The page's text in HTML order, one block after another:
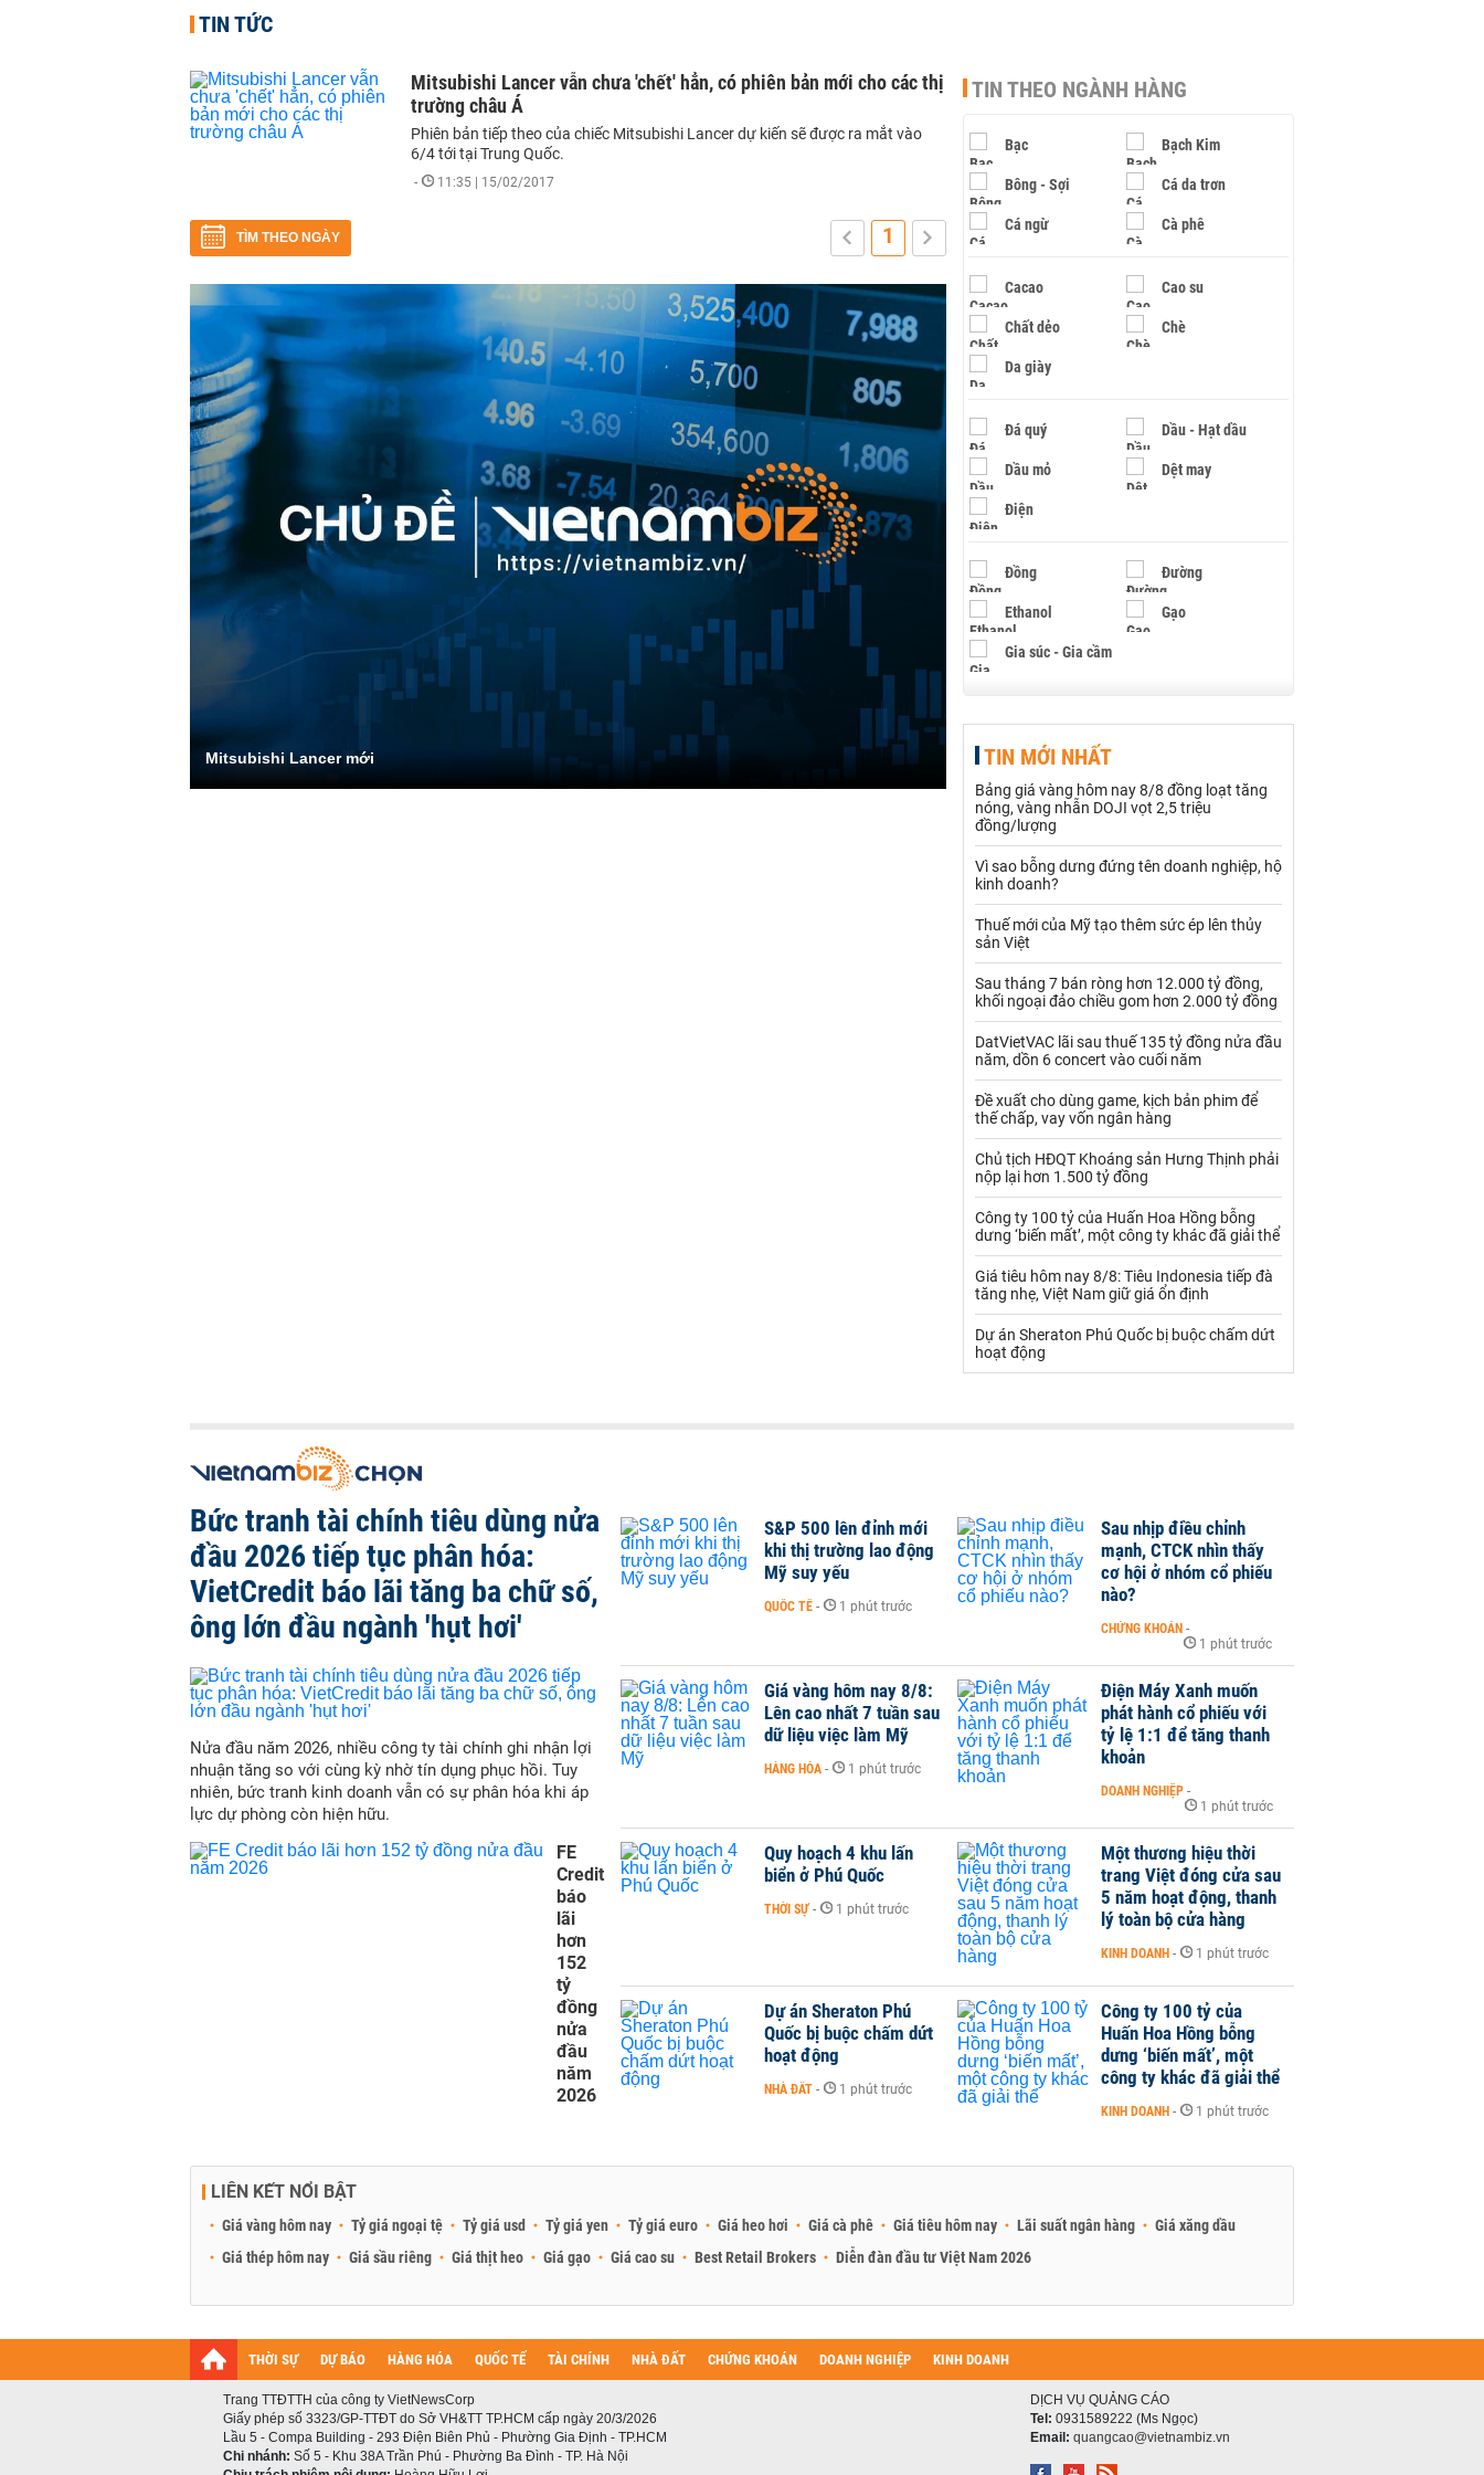
TIN TỨC
Mitsubishi Lancer vẫn chưa 'chết' hẳn, có phiên bản mới cho các thị
trường châu Á
Phiên bản tiếp theo của chiếc Mitsubishi Lancer dự kiến sẽ được ra mắt vào
6/4 tới tại Trung Quốc.
- 11:35 | 15/02/2017
TÌM THEO NGÀY 1
Mitsubishi Lancer mới
TIN THEO NGÀNH HÀNG
Bạc Bạch Kim
Bông - Sợi Cá da trơn
Cá ngừ Cà phê
Cacao Cao su
Chất dẻo Chè
Da giày
Đá quý Dầu - Hạt dầu
Dầu mỏ Dệt may
Điện
Đồng Đường
Ethanol Gạo
Gia súc - Gia cầm
Hạt điều
Khí đốt
Kim loại khác Mắc ca
Nhựa - Hạt nhựa
Palladium Phân bón
Rau - Củ -Quả Sắt thép
Sữa
Than Thức ăn chăn nuôi
Thủy hải sản khác
Vàng
VLXD khác Xăng dầu
Xi măng - Clynker
TIN MỚI NHẤT
Bảng giá vàng hôm nay 8/8 đồng loạt tăng
nóng, vàng nhẫn DOJI vọt 2,5 triệu
đồng/lượng
Vì sao bỗng dưng đứng tên doanh nghiệp, hộ
kinh doanh?
Thuế mới của Mỹ tạo thêm sức ép lên thủy
sản Việt
Sau tháng 7 bán ròng hơn 12.000 tỷ đồng,
khối ngoại đảo chiều gom hơn 2.000 tỷ đồng
DatVietVAC lãi sau thuế 135 tỷ đồng nửa đầu
năm, dồn 6 concert vào cuối năm
Đề xuất cho dùng game, kịch bản phim để
thế chấp, vay vốn ngân hàng
Chủ tịch HĐQT Khoáng sản Hưng Thịnh phải
nộp lại hơn 1.500 tỷ đồng
Công ty 100 tỷ của Huấn Hoa Hồng bỗng
dưng ‘biến mất’, một công ty khác đã giải thể
Giá tiêu hôm nay 8/8: Tiêu Indonesia tiếp đà
tăng nhẹ, Việt Nam giữ giá ổn định
Dự án Sheraton Phú Quốc bị buộc chấm dứt
hoạt động
Bức tranh tài chính tiêu dùng nửa
đầu 2026 tiếp tục phân hóa:
VietCredit báo lãi tăng ba chữ số,
ông lớn đầu ngành 'hụt hơi'
Nửa đầu năm 2026, nhiều công ty tài chính ghi nhận lợi
nhuận tăng so với cùng kỳ nhờ tín dụng phục hồi. Tuy
nhiên, bức tranh kinh doanh vẫn có sự phân hóa khi áp
lực dự phòng còn hiện hữu.
FE
Credit
báo
lãi
hơn
152
tỷ
đồng
nửa
đầu
năm
2026
S&P 500 lên đỉnh mới
khi thị trường lao động
Mỹ suy yếu
QUỐC TẾ - 1 phút trước
Sau nhịp điều chỉnh
mạnh, CTCK nhìn thấy
cơ hội ở nhóm cổ phiếu
nào?
CHỨNG KHOÁN -
1 phút trước
Giá vàng hôm nay 8/8:
Lên cao nhất 7 tuần sau
dữ liệu việc làm Mỹ
HÀNG HÓA - 1 phút trước
Điện Máy Xanh muốn
phát hành cổ phiếu với
tỷ lệ 1:1 để tăng thanh
khoản
DOANH NGHIỆP -
1 phút trước
Quy hoạch 4 khu lấn
biển ở Phú Quốc
THỜI SỰ - 1 phút trước
Một thương hiệu thời
trang Việt đóng cửa sau
5 năm hoạt động, thanh
lý toàn bộ cửa hàng
KINH DOANH - 1 phút trước
Dự án Sheraton Phú
Quốc bị buộc chấm dứt
hoạt động
NHÀ ĐẤT - 1 phút trước
Công ty 100 tỷ của
Huấn Hoa Hồng bỗng
dưng ‘biến mất’, một
công ty khác đã giải thể
KINH DOANH - 1 phút trước
LIÊN KẾT NỔI BẬT
Giá vàng hôm nay Tỷ giá ngoại tệ Tỷ giá usd Tỷ giá yen Tỷ giá euro Giá heo hơi Giá cà phê Giá tiêu hôm nay Lãi suất ngân hàng
Giá xăng dầu
Giá thép hôm nay
Giá sầu riêng Giá thịt heo Giá gạo Giá cao su Best Retail Brokers Diễn đàn đầu tư Việt Nam 2026
THỜI SỰ DỰ BÁO HÀNG HÓA QUỐC TẾ TÀI CHÍNH NHÀ ĐẤT CHỨNG KHOÁN DOANH NGHIỆP KINH DOANH
Trang TTĐTTH của công ty VietNewsCorp
Giấy phép số 3323/GP-TTĐT do Sở VH&TT TP.HCM cấp ngày 20/3/2026
Lầu 5 - Compa Building - 293 Điện Biên Phủ - Phường Gia Định - TP.HCM
Chi nhánh: Số 5 - Khu 38A Trần Phú - Phường Ba Đình - TP. Hà Nội
DỊCH VỤ QUẢNG CÁO
Tel: 0931589222 (Ms Ngọc)
Email: quangcao@vietnambiz.vn